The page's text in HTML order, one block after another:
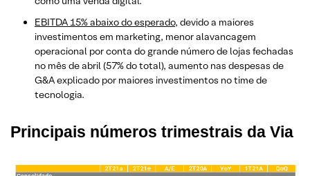
EBITDA 15% abaixo do esperado, devido a maiores
investimentos em marketing, menor alavancagem
operacional por conta do grande número de lojas fechadas
no mês de abril (57% do total), aumento nas despesas de
G&A explicado por maiores investimentos no time de
tecnologia.
Principais números trimestrais da Via